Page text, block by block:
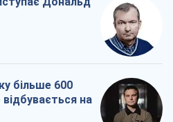
більше 600
на